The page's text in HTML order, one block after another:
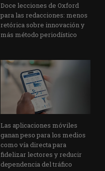
Doce lecciones de Oxford
para las redacciones: menos
retórica sobre innovación y
más método periodístico
Las aplicaciones móviles
ganan peso para los medios
como vía directa para
fidelizar lectores y reducir
dependencia del tráfico